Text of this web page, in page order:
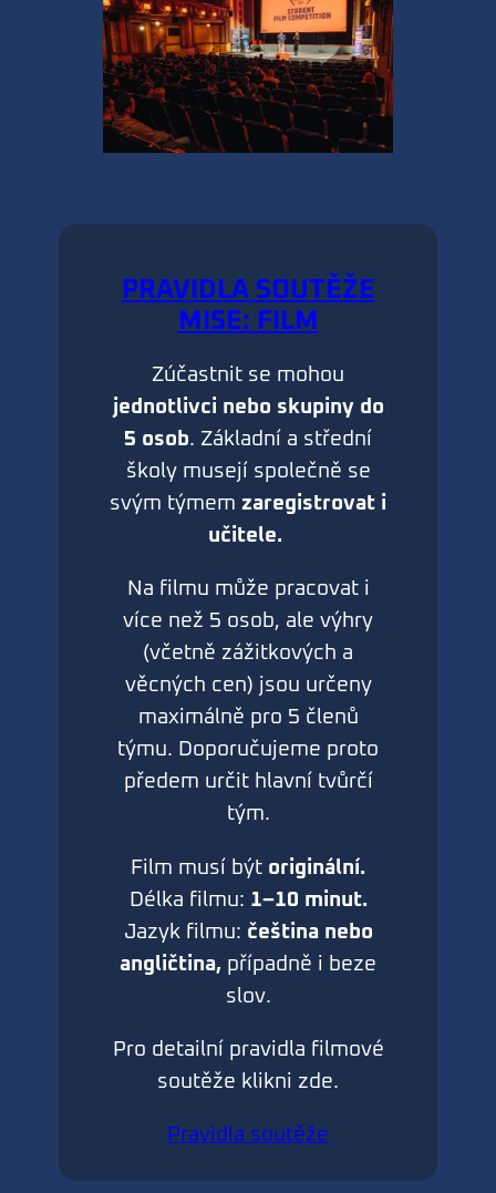
PRAVIDLA SOUTĚŽE
MISE: FILM
Zúčastnit se mohou
jednotlivci nebo skupiny do
5 osob. Základní a střední
školy musejí společně se
svým týmem zaregistrovat i
učitele.
Na filmu může pracovat i
více než 5 osob, ale výhry
(včetně zážitkových a
věcných cen) jsou určeny
maximálně pro 5 členů
týmu. Doporučujeme proto
předem určit hlavní tvůrčí
tým.
Film musí být originální.
Délka filmu: 1–10 minut.
Jazyk filmu: čeština nebo
angličtina, případně i beze
slov.
Pro detailní pravidla filmové
soutěže klikni zde.
Pravidla soutěže